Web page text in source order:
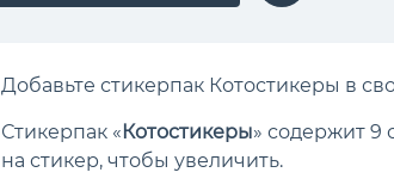
Добавьте стикерпак Котостикеры в
Стикерпак «Котостикеры» содержит 9
на стикер, чтобы увеличить.